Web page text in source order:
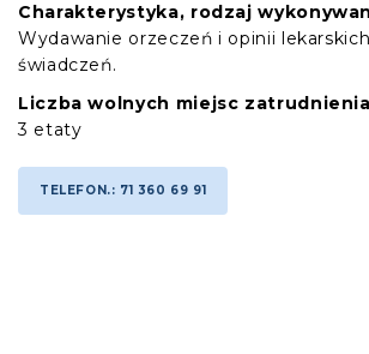
Charakterystyka, rodzaj
Wydawanie orzeczeń i opinii
świadczeń.
Liczba wolnych miejsc
3 etaty
TELEFON.: 71 360 69 91